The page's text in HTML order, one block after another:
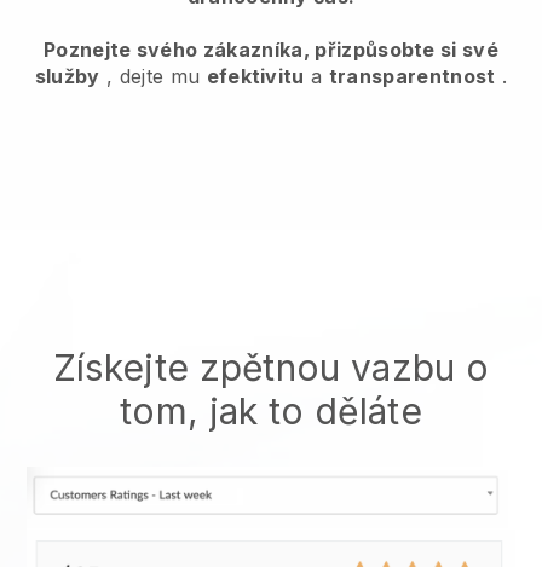
Poznejte svého zákazníka, přizpůsobte si své
služby , dejte mu efektivitu a transparentnost .
Získejte zpětnou vazbu o
tom, jak to děláte